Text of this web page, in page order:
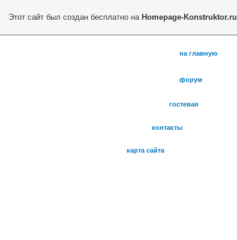
на главную
форум
гостевая
контакты
карта сайта
Этот сайт был создан бесплатно на Homepage-Konstruktor.ru